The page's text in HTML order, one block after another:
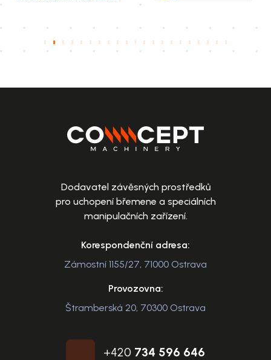
Dodavatel závěsných prostředků
pro uchopení břemene a speciálních
manipulačních zařízení.
Korespondenční adresa:
Zámostní 1155/27, 71000 Ostrava
Provozovna:
Štramberská 20, 70300 Ostrava
+420 734 596 646